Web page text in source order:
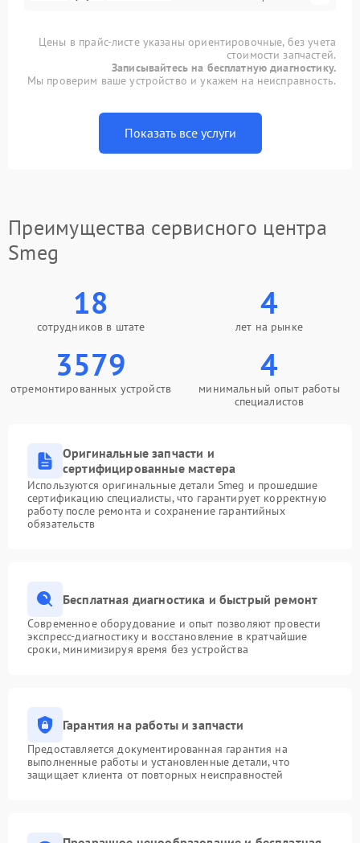
Цены в прайс-листе указаны ориентировочные, без учета
стоимости запчастей.
Записывайтесь на бесплатную диагностику.
Мы проверим ваше устройство и укажем на неисправность.
Показать все услуги
Преимущества сервисного центра
Smeg
18
сотрудников в штате
4
лет на рынке
3579
отремонтированных устройств
4
минимальный опыт работы
специалистов
Оригинальные запчасти и
сертифицированные мастера
Используются оригинальные детали Smeg и прошедшие
сертификацию специалисты, что гарантирует корректную
работу после ремонта и сохранение гарантийных
обязательств
Бесплатная диагностика и быстрый ремонт
Современное оборудование и опыт позволяют провести
экспресс-диагностику и восстановление в кратчайшие
сроки, минимизируя время без устройства
Гарантия на работы и запчасти
Предоставляется документированная гарантия на
выполненные работы и установленные детали, что
защищает клиента от повторных неисправностей